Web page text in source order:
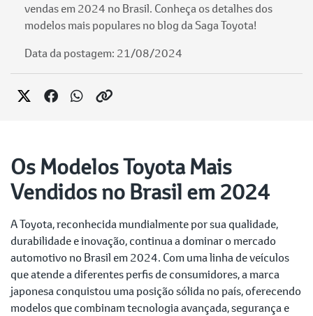
vendas em 2024 no Brasil. Conheça os detalhes dos
modelos mais populares no blog da Saga Toyota!
Data da postagem: 21/08/2024
Os Modelos Toyota Mais
Vendidos no Brasil em 2024
A Toyota, reconhecida mundialmente por sua qualidade,
durabilidade e inovação, continua a dominar o mercado
automotivo no Brasil em 2024. Com uma linha de veículos
que atende a diferentes perfis de consumidores, a marca
japonesa conquistou uma posição sólida no país, oferecendo
modelos que combinam tecnologia avançada, segurança e